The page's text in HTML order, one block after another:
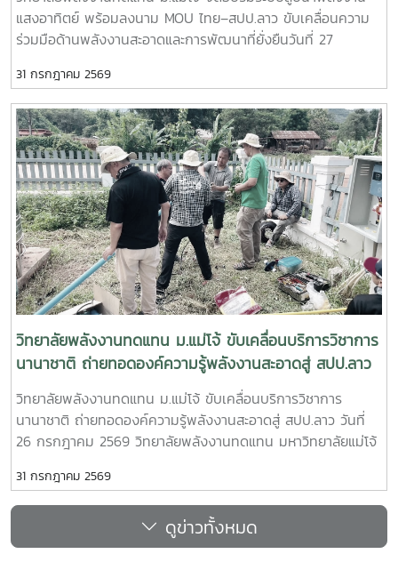
เทคนิคการตรวจสอบ การใช้งาน และการบำรุงรักษาระบบ เพื่อ
เพิ่มประสิทธิภาพและยืดอายุการใช้งานของอุปกรณ์- แลกเปลี่ยน
องค์ความรู้และประสบการณ์ระหว่างคณาจารย์ นักศึกษา และผู้เข้า
ร่วมกิจกรรม เพื่อสร้างเครือข่ายความร่วมมือด้านพลังงาน
ทดแทนระหว่างประเทศไทยและ สปป.ลาว- การดำเนินกิจกรรม
ครั้งนี้มีเป้าหมายเพื่อเสริมสร้างศักยภาพบุคลากรด้านอาชีวศึกษา
ส่งเสริมการเรียนรู้จากการลงมือปฏิบัติจริง และสนับสนุนการ
ประยุกต์ใช้เทคโนโลยีพลังงานสะอาดในสถานศึกษาและชุมชน ซึ่งจะ
ช่วยลดต้นทุนด้านพลังงาน เพิ่มโอกาสในการเข้าถึงพลังงาน
สะอาด และรองรับการพัฒนาเศรษฐกิจและสังคมอย่างยั่งยืน
วิทยาลัยพลังงานทดแทน มหาวิทยาลัยแม่โจ้ ยังคงมุ่งมั่นขับ
เคลื่อนพันธกิจด้านการบริการวิชาการสู่ระดับนานาชาติ ถ่ายทอด
องค์ความรู้ เทคโนโลยี และนวัตกรรมด้านพลังงานทดแทน เพื่อ
สร้างเครือข่ายความร่วมมือทางวิชาการ พัฒนาศักยภาพกำลังคน
และร่วมกันสร้างอนาคตที่เป็นมิตรต่อสิ่งแวดล้อมอย่างยั่งยืน
ยั่งยืน
แสงอาทิตย์ พร้อมลงนาม MOU ไทย–สปป.ลาว ขับเคลื่อนความ
ร่วมมือด้านพลังงานสะอาดและการพัฒนาที่ยั่งยืนวันที่ 27
กิจกรรมบริการวิชาการนานาชาติ ภายใต้โครงการ “การใช้
พลังงานทดแทนเพื่อการปรับตัวต่อการเปลี่ยนแปลงสภาพภูมิ
อากาศ” ณ โรงเรียนประถมสมบูรณ์พุเหล็กเจริญ แขวงหลวงพระ
บาง สาธารณรัฐประชาธิปไตยประชาชนลาวการดำเนินงานครั้งนี้
นำโดย ผู้ช่วยศาสตราจารย์ ดร.นิกราน หอมดวง คณบดีวิทยาลัย
พลังงานทดแทน พร้อมด้วย ผู้ช่วยศาสตราจารย์ ดร.กิตติกร สาสุ
จิตต์ รองคณบดีฝ่ายบริหาร และ ผู้ช่วยศาสตราจารย์ ดร.ยิ่งรักษ์
อรรถเวชกุล รองคณบดีฝ่ายวิจัยและบริการวิชาการ พร้อมคณะผู้
บริหาร คณาจารย์ บุคลากร และนักศึกษาระดับบัณฑิตศึกษา โดย
มีครู บุคลากร และผู้แทนจากหน่วยงานภาครัฐและสถาบันการ
ศึกษาของไทยและ สปป.ลาว เข้าร่วมกิจกรรมอย่างพร้อมเพรียง -
ภาคเช้า จัดอบรมเชิงปฏิบัติการด้าน ระบบสูบน้ำพลังงานแสง
อาทิตย์ เพื่อถ่ายทอดองค์ความรู้ให้แก่ครู บุคลากร และผู้เข้าร่วม
อบรม ให้สามารถติดตั้ง ใช้งาน และบำรุงรักษาระบบได้อย่างถูก
ต้องและมีประสิทธิภาพ- ภาคบ่าย จัดอบรมในหัวข้อ “การลดโลก
ร้อนด้วยพลังงานทดแทน” โดยมี ผู้ช่วยศาสตราจารย์ ดร.ยิ่งรักษ์
อรรถเวชกุล เป็นวิทยากร ถ่ายทอดความรู้เกี่ยวกับการประยุกต์ใช้
พลังงานทดแทนเพื่อการพัฒนาชุมชนและการรับมือกับการ
เปลี่ยนแปลงสภาพภูมิอากาศ พร้อมกิจกรรมฝึกปฏิบัติจริง เพื่อ
เสริมสร้างทักษะและความมั่นใจในการนำองค์ความรู้ไปใช้ประโยชน์
หัวข้อสำคัญในการอบรม ประกอบด้วย- การติดตั้งระบบสูบน้ำ
พลังงานแสงอาทิตย์อย่างถูกต้อง- หลักการทำงาน การใช้งาน
และการบำรุงรักษาระบบ - การประยุกต์ใช้พลังงานทดแทนเพื่อ
31 กรกฎาคม 2569
วิทยาลัยพลังงานทดแทน ม.แม่โจ้ ขับเคลื่อนบริการวิชาการ
นานาชาติ ถ่ายทอดองค์ความรู้พลังงานสะอาดสู่ สปป.ลาว
วิทยาลัยพลังงานทดแทน ม.แม่โจ้ ขับเคลื่อนบริการวิชาการ
นานาชาติ ถ่ายทอดองค์ความรู้พลังงานสะอาดสู่ สปป.ลาว วันที่
26 กรกฎาคม 2569 วิทยาลัยพลังงานทดแทน มหาวิทยาลัยแม่โจ้
บัณฑิตศึกษา ลงพื้นที่ โรงเรียนประถมสมบูรณ์พูเหล็กเจริญ
แขวงหลวงพระบาง สาธารณรัฐประชาธิปไตยประชาชนลาว เพื่อ
ดำเนิน โครงการบริการวิชาการนานาชาติ ภายใต้หัวข้อ “การใช้
พลังงานทดแทนเพื่อการปรับตัวต่อการเปลี่ยนแปลงสภาพภูมิ
31 กรกฎาคม 2569
ดูข่าวทั้งหมด